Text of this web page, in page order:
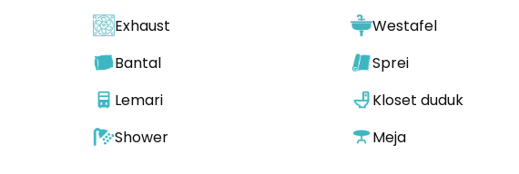
Exhaust
Westafel
Bantal
Sprei
Lemari
Kloset duduk
Shower
Meja